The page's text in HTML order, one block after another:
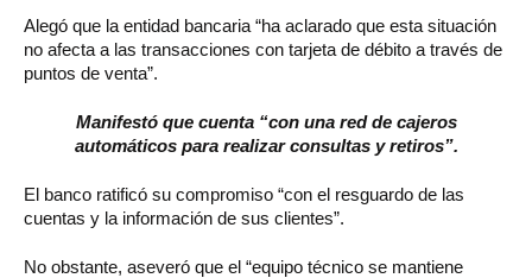
Alegó que la entidad bancaria “ha aclarado que esta situación
no afecta a las transacciones con tarjeta de débito a través de
puntos de venta”.
Manifestó que cuenta “con una red de cajeros
automáticos para realizar consultas y retiros”.
El banco ratificó su compromiso “con el resguardo de las
cuentas y la información de sus clientes”.
No obstante, aseveró que el “equipo técnico se mantiene